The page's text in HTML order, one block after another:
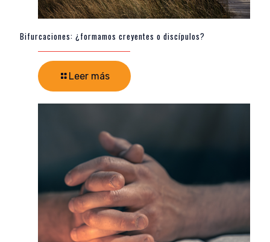
Bifurcaciones: ¿formamos creyentes o discípulos?
Leer más